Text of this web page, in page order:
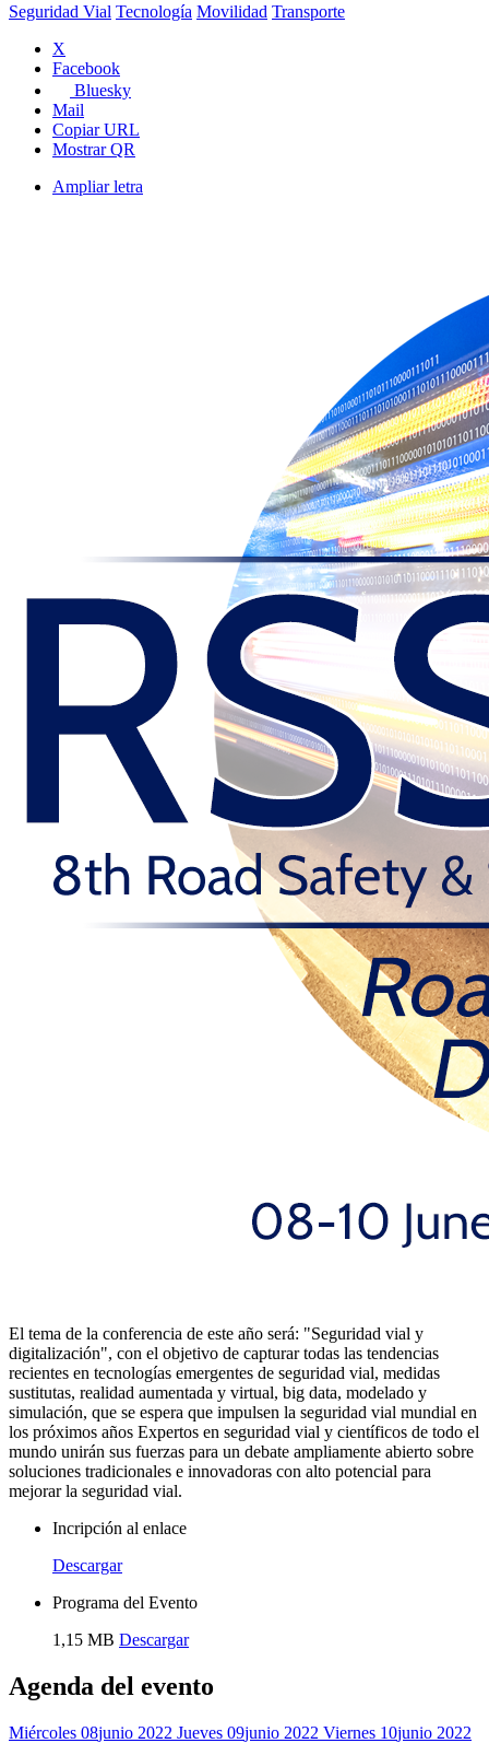
Seguridad Vial Tecnología Movilidad Transporte
X
Facebook
Bluesky
Mail
Copiar URL
Mostrar QR
Ampliar letra
El tema de la conferencia de este año será: "Seguridad vial y
digitalización", con el objetivo de capturar todas las tendencias
recientes en tecnologías emergentes de seguridad vial, medidas
sustitutas, realidad aumentada y virtual, big data, modelado y
simulación, que se espera que impulsen la seguridad vial mundial en
los próximos años Expertos en seguridad vial y científicos de todo el
mundo unirán sus fuerzas para un debate ampliamente abierto sobre
soluciones tradicionales e innovadoras con alto potencial para
mejorar la seguridad vial.
Incripción al enlace
Descargar
Programa del Evento
1,15 MB Descargar
Agenda del evento
Miércoles 08Junio 2022 Jueves 09Junio 2022 Viernes 10Junio 2022